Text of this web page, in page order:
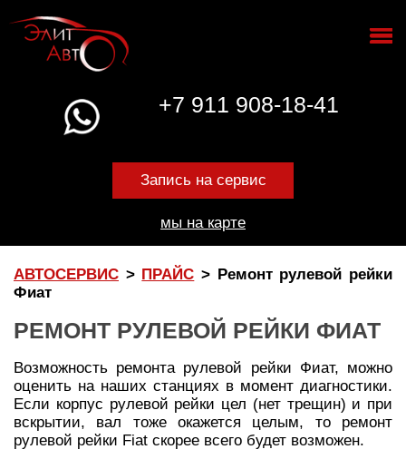
+7 911 908-18-41
Запись на сервис
мы на карте
АВТОСЕРВИС > ПРАЙС > Ремонт рулевой рейки
Фиат
РЕМОНТ РУЛЕВОЙ РЕЙКИ ФИАТ
Возможность ремонта рулевой рейки Фиат, можно
оценить на наших станциях в момент диагностики.
Если корпус рулевой рейки цел (нет трещин) и при
вскрытии, вал тоже окажется целым, то ремонт
рулевой рейки Fiat скорее всего будет возможен.